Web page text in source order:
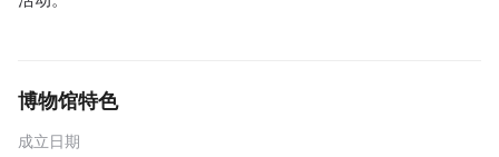
博物馆特色
成立日期